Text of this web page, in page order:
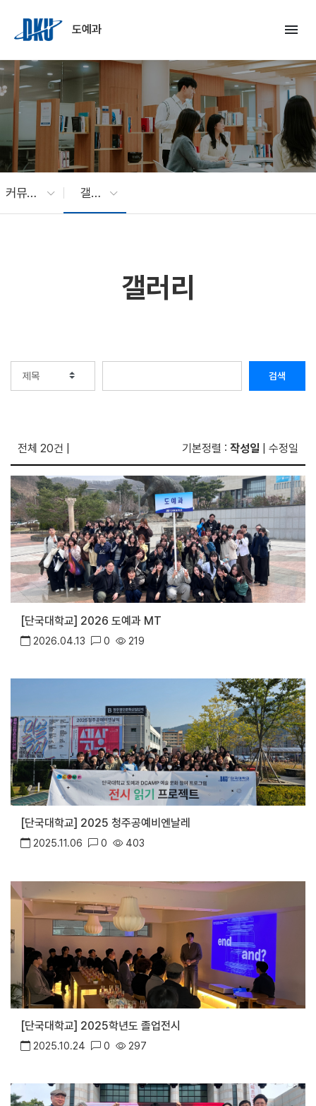
도예과
menu
커뮤니티 갤러리
갤러리
검색
전체 20건 기본정렬 : 작성일 수정일
[단국대학교] 2026 도예과 MT
2026.04.13 0 219
[단국대학교] 2025 청주공예비엔날레
2025.11.06 0 403
[단국대학교] 2025학년도 졸업전시
2025.10.24 0 297